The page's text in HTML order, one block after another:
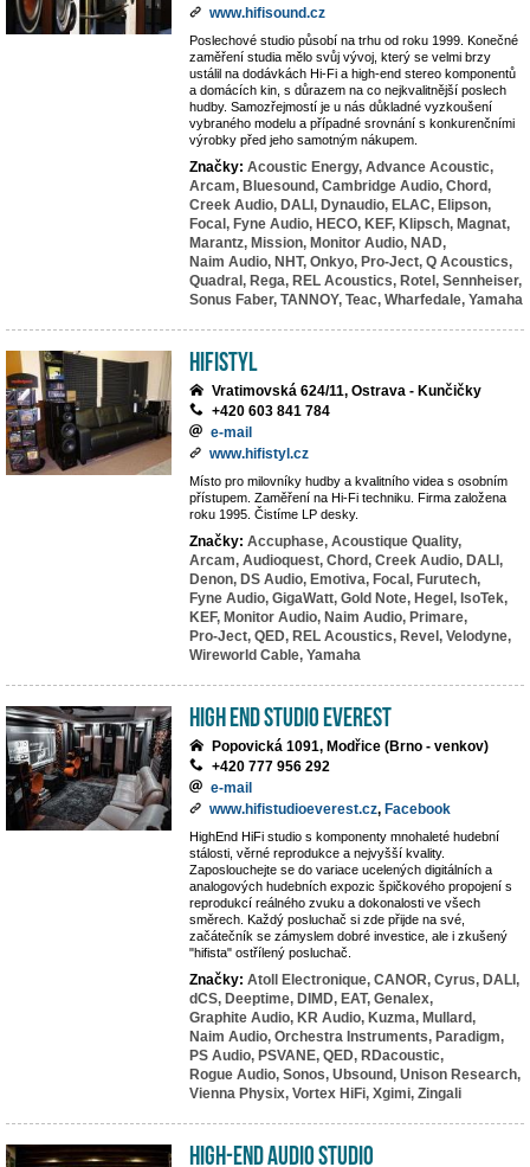
www.hifisound.cz
Poslechové studio působí na trhu od roku 1999. Konečné
zaměření studia mělo svůj vývoj, který se velmi brzy
ustálil na dodávkách Hi-Fi a high-end stereo komponentů
a domácích kin, s důrazem na co nejkvalitnější poslech
hudby. Samozřejmostí je u nás důkladné vyzkoušení
vybraného modelu a případné srovnání s konkurenčními
výrobky před jeho samotným nákupem.
Značky: Acoustic Energy, Advance Acoustic,
Arcam, Bluesound, Cambridge Audio, Chord,
Creek Audio, DALI, Dynaudio, ELAC, Elipson,
Focal, Fyne Audio, HECO, KEF, Klipsch, Magnat,
Marantz, Mission, Monitor Audio, NAD,
Naim Audio, NHT, Onkyo, Pro-Ject, Q Acoustics,
Quadral, Rega, REL Acoustics, Rotel, Sennheiser,
Sonus Faber, TANNOY, Teac, Wharfedale, Yamaha
HiFiStyl
Vratimovská 624/11, Ostrava - Kunčičky
+420 603 841 784
e-mail
www.hifistyl.cz
Místo pro milovníky hudby a kvalitního videa s osobním
přístupem. Zaměření na Hi-Fi techniku. Firma založena
roku 1995. Čistíme LP desky.
Značky: Accuphase, Acoustique Quality,
Arcam, Audioquest, Chord, Creek Audio, DALI,
Denon, DS Audio, Emotiva, Focal, Furutech,
Fyne Audio, GigaWatt, Gold Note, Hegel, IsoTek,
KEF, Monitor Audio, Naim Audio, Primare,
Pro-Ject, QED, REL Acoustics, Revel, Velodyne,
Wireworld Cable, Yamaha
High End Studio EVEREST
Popovická 1091, Modřice (Brno - venkov)
+420 777 956 292
e-mail
www.hifistudioeverest.cz, Facebook
HighEnd HiFi studio s komponenty mnohaleté hudební
stálosti, věrné reprodukce a nejvyšší kvality.
Zaposlouchejte se do variace ucelených digitálních a
analogových hudebních expozic špičkového propojení s
reprodukcí reálného zvuku a dokonalosti ve všech
směrech. Každý posluchač si zde přijde na své,
začátečník se zámyslem dobré investice, ale i zkušený
"hifista" ostřílený posluchač.
Značky: Atoll Electronique, CANOR, Cyrus, DALI,
dCS, Deeptime, DIMD, EAT, Genalex,
Graphite Audio, KR Audio, Kuzma, Mullard,
Naim Audio, Orchestra Instruments, Paradigm,
PS Audio, PSVANE, QED, RDacoustic,
Rogue Audio, Sonos, Ubsound, Unison Research,
Vienna Physix, Vortex HiFi, Xgimi, Zingali
High-End Audio Studio